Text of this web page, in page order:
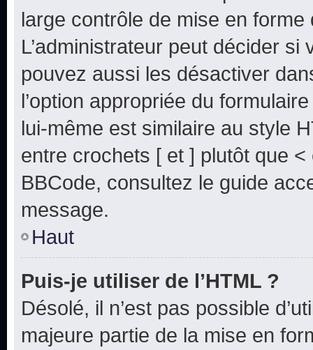
large contrôle de mise en forme
L’administrateur peut décider
pouvez aussi les désactiver
l’option appropriée du
lui-même est similaire au style
entre crochets [ et ] plutôt que
BBCode, consultez le guide
message.
Haut
Puis-je utiliser de l’HTML ?
Désolé, il n’est pas possible
majeure partie de la mise en